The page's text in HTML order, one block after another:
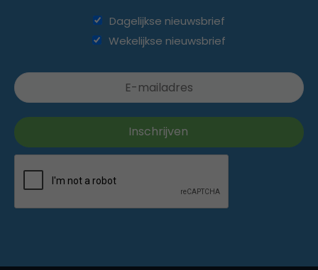
Dagelijkse nieuwsbrief
Wekelijkse nieuwsbrief